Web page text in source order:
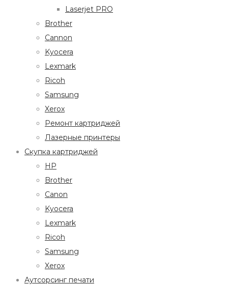
Laserjet PRO
Brother
Cannon
Kyocera
Lexmark
Ricoh
Samsung
Xerox
Ремонт картриджей
Лазерные принтеры
Скупка картриджей
HP
Brother
Canon
Kyocera
Lexmark
Ricoh
Samsung
Xerox
Аутсорсинг печати